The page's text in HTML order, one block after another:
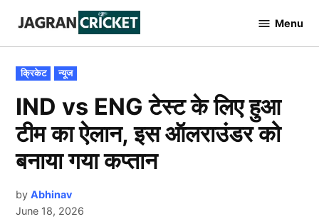
content
Cricket
Menu
POSTED
IN
क्रिकेट न्यूज
IND vs ENG टेस्ट के लिए हुआ
टीम का ऐलान, इस ऑलराउंडर को
बनाया गया कप्तान
by Abhinav
June 18, 2026